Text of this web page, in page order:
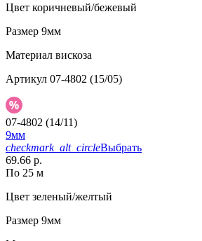
Цвет коричневый/бежевый
Размер 9мм
Материал вискоза
Артикул 07-4802 (15/05)
07-4802 (14/11)
9мм
checkmark_alt_circleВыбрать
69.66 р.
По 25 м
Цвет зеленый/желтый
Размер 9мм